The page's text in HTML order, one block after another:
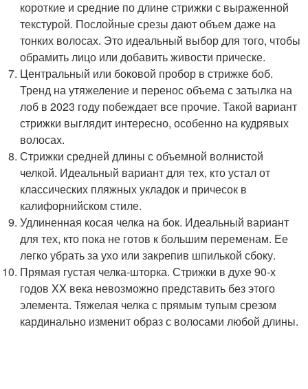
короткие и средние по длине стрижки с выраженной
текстурой. Послойные срезы дают объем даже на
тонких волосах. Это идеальный выбор для того, чтобы
обрамить лицо или добавить живости прическе.
Центральный или боковой пробор в стрижке боб.
Тренд на утяжеление и перенос объема с затылка на
лоб в 2023 году побеждает все прочие. Такой вариант
стрижки выглядит интересно, особенно на кудрявых
волосах.
Стрижки средней длины с объемной волнистой
челкой. Идеальный вариант для тех, кто устал от
классических пляжных укладок и причесок в
калифорнийском стиле.
Удлиненная косая челка на бок. Идеальный вариант
для тех, кто пока не готов к большим переменам. Ее
легко убрать за ухо или закрепив шпилькой сбоку.
Прямая густая челка-шторка. Стрижки в духе 90-х
годов XX века невозможно представить без этого
элемента. Тяжелая челка с прямым тупым срезом
кардинально изменит образ с волосами любой длины.